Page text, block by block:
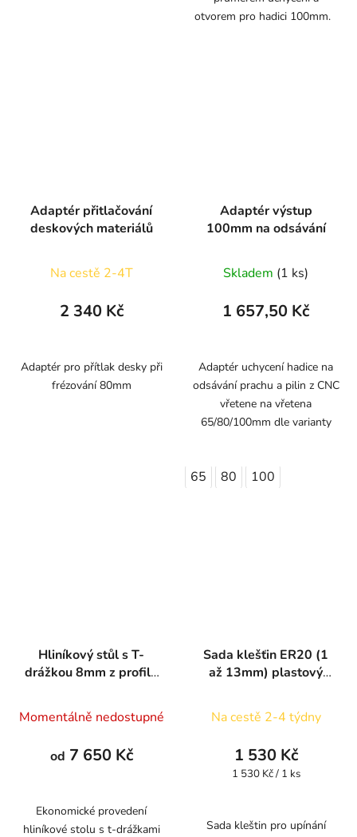
otvorem pro hadici 100mm.
Adaptér přitlačování
deskových materiálů
Na cestě 2-4T
2 340 Kč
Adaptér pro přítlak desky při
frézování 80mm
Adaptér výstup
100mm na odsávání
Skladem (1 ks)
1 657,50 Kč
Adaptér uchycení hadice na
odsávání prachu a pilin z CNC
vřetene na vřetena
65/80/100mm dle varianty
65 80 100
Hliníkový stůl s T-
drážkou 8mm z profilů
Momentálně nedostupné
od 7 650 Kč
Ekonomické provedení
hliníkové stolu s t-drážkami
Sada klešťin ER20 (1
až 13mm) plastový
Na cestě 2-4 týdny
1 530 Kč
Měrná
1 530 Kč / 1 ks
Sada kleštin pro upínání